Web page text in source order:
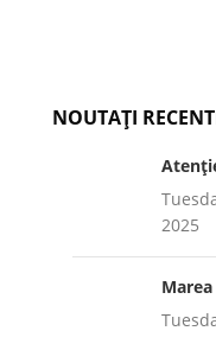
NOUTAȚI
2025